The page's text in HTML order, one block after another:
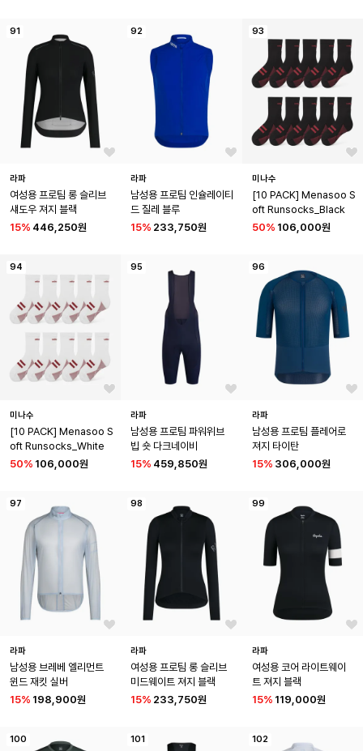
91
라파
여성용 프로팀 롱 슬리브
섀도우 져지 블랙
15% 446,250원
92
라파
남성용 프로팀 인슐레이티
드 질레 블루
15% 233,750원
93
미나수
[10 PACK] Menasoo S
oft Runsocks_Black
50% 106,000원
94
미나수
[10 PACK] Menasoo S
oft Runsocks_White
50% 106,000원
95
라파
남성용 프로팀 파워위브
빕 숏 다크네이비
15% 459,850원
96
라파
남성용 프로팀 플레어로
져지 타이탄
15% 306,000원
97
라파
남성용 브레베 엘리먼트
윈드 재킷 실버
15% 198,900원
98
라파
여성용 프로팀 롱 슬리브
미드웨이트 져지 블랙
15% 233,750원
99
라파
여성용 코어 라이트웨이
트 져지 블랙
15% 119,000원
100 101 102